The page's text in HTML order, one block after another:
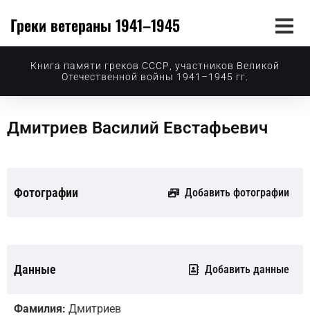
Греки ветераны 1941–1945
Книга памяти греков СССР, участников Великой
Отечественной войны 1941–1945 гг.
Дмитриев Василий Евстафьевич
Фотографии Добавить фотографии
Данные Добавить данные
Фамилия: Дмитриев